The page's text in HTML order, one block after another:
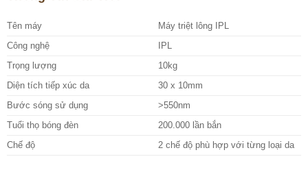
Tên máy
Máy triệt lông IPL
Công nghệ
IPL
Trọng lượng
10kg
Diện tích tiếp xúc da
30 x 10mm
Bước sóng sử dụng
>550nm
Tuổi thọ bóng đèn
200.000 lần bắn
Chế độ
2 chế độ phù hợp với từng loại da